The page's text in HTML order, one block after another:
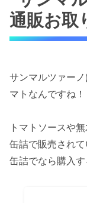
通販お取
サンマルツァー
マトなんですね！
トマトソースや
缶詰で販売され
缶詰でなら購入す